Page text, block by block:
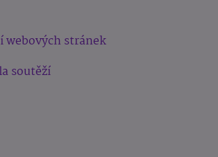
webových stránek
soutěží